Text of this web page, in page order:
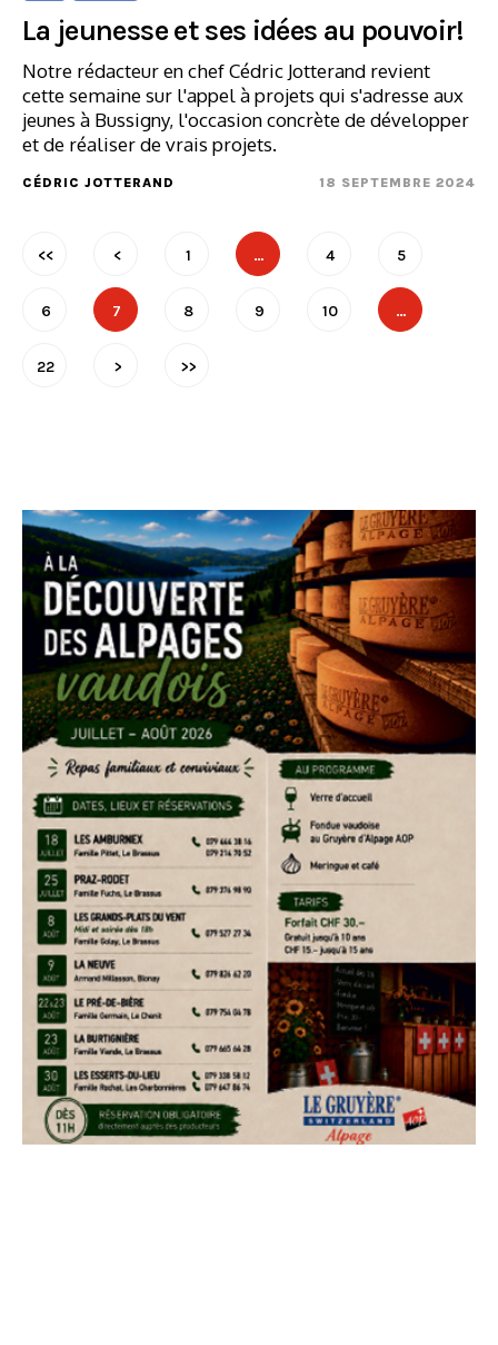
La jeunesse et ses idées au pouvoir!
Notre rédacteur en chef Cédric Jotterand revient
cette semaine sur l'appel à projets qui s'adresse aux
jeunes à Bussigny, l'occasion concrète de développer
et de réaliser de vrais projets.
CÉDRIC JOTTERAND 18 SEPTEMBRE 2024
<< < 1 … 4 5
6 7 8 9 10 …
22 > >>